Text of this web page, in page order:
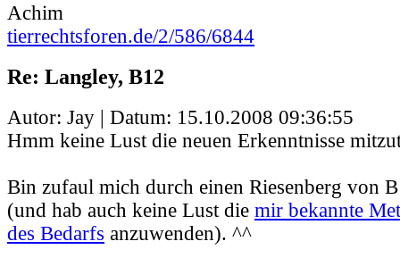
Achim
tierrechtsforen.de/2/586/6844
Re: Langley, B12
Autor: Jay | Datum: 15.10.2008 09:36:55
Hmm keine Lust die neuen Erkenntnisse
Bin zufaul mich durch einen Riesenberg von
(und hab auch keine Lust die mir bekannte
des Bedarfs anzuwenden). ^^